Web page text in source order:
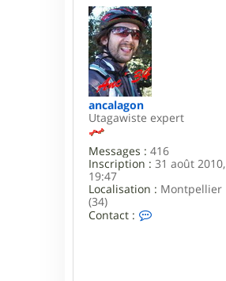
ancalagon
Utagawiste expert
Messages : 416
Inscription : 31 août 2010,
19:47
Localisation : Montpellier
(34)
Contact :